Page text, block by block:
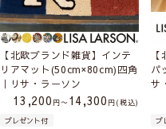
【北欧ブランド雑貨】インテ
リアマット(50cm×80cm)四角
｜リサ・ラーソン
13,200 〜 14,300
税込
プレゼント付
パ
サ
プ